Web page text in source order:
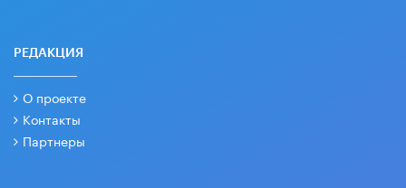
РЕДАКЦИЯ
О проекте
Контакты
Партнеры